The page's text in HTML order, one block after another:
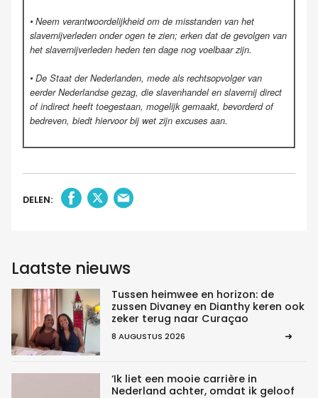
• Neem verantwoordelijkheid om de misstanden van het
slavernijverleden onder ogen te zien; erken dat de gevolgen van
het slavernijverleden heden ten dage nog voelbaar zijn.
• De Staat der Nederlanden, mede als rechtsopvolger van
eerder Nederlandse gezag, die slavenhandel en slavernij direct
of indirect heeft toegestaan, mogelijk gemaakt, bevorderd of
bedreven, biedt hiervoor bij wet zijn excuses aan.
DELEN:
Laatste nieuws
Tussen heimwee en horizon: de
zussen Divaney en Dianthy keren ook
zeker terug naar Curaçao
8 AUGUSTUS 2026
‘Ik liet een mooie carrière in
Nederland achter, omdat ik geloof